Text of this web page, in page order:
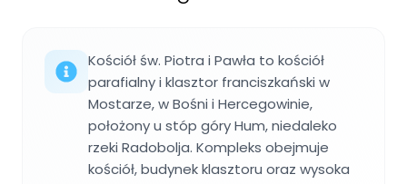
Kościół św. Piotra i Pawła to kościół
parafialny i klasztor franciszkański w
Mostarze, w Bośni i Hercegowinie,
położony u stóp góry Hum, niedaleko
rzeki Radobolja. Kompleks obejmuje
kościół, budynek klasztoru oraz wysoka